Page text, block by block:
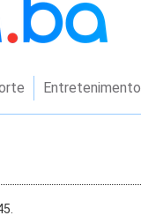
Entretenimento